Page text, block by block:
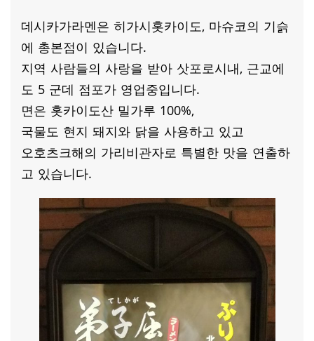
데시카가라멘은 히가시홋카이도, 마슈코의 기슭
에 총본점이 있습니다.
지역 사람들의 사랑을 받아 삿포로시내, 근교에
도 5 군데 점포가 영업중입니다.
면은 홋카이도산 밀가루 100%,
국물도 현지 돼지와 닭을 사용하고 있고
오호츠크해의 가리비관자로 특별한 맛을 연출하
고 있습니다.